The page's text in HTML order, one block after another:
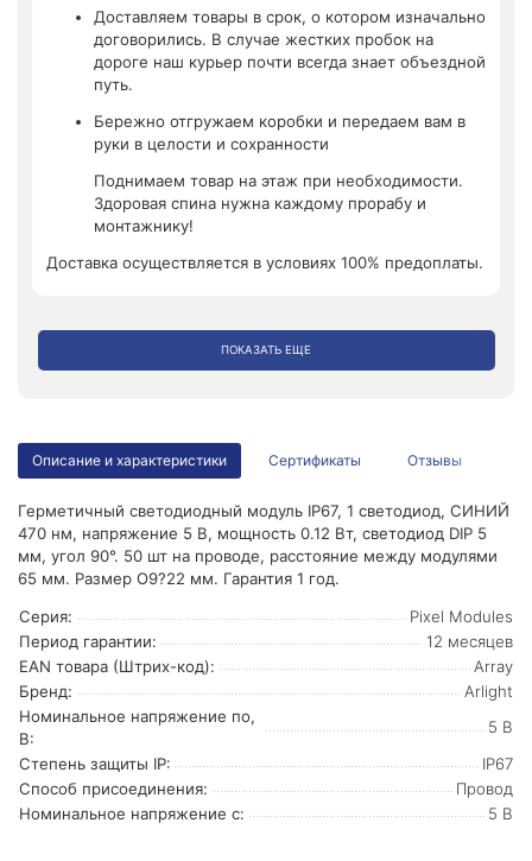
Доставляем товары в срок, о котором изначально
договорились. В случае жестких пробок на
дороге наш курьер почти всегда знает объездной
путь.
Бережно отгружаем коробки и передаем вам в
руки в целости и сохранности
Поднимаем товар на этаж при необходимости.
Здоровая спина нужна каждому прорабу и
монтажнику!
Доставка осуществляется в условиях 100% предоплаты.
ПОКАЗАТЬ ЕЩЕ
Описание и характеристики Сертификаты Отзывы
Герметичный светодиодный модуль IP67, 1 светодиод, СИНИЙ
470 нм, напряжение 5 В, мощность 0.12 Вт, светодиод DIP 5
мм, угол 90°. 50 шт на проводе, расстояние между модулями
65 мм. Размер O9?22 мм. Гарантия 1 год.
Серия:
Pixel Modules
Период гарантии:
12 месяцев
EAN товара (Штрих-код):
Array
Бренд:
Arlight
Номинальное напряжение по,
В:
5 В
Степень защиты IP:
IP67
Способ присоединения:
Провод
Номинальное напряжение с:
5 В